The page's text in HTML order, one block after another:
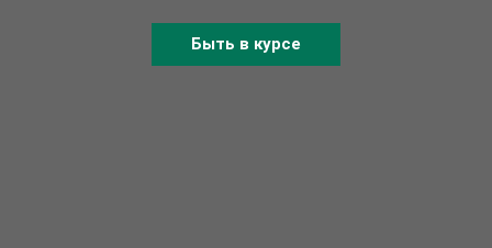
Быть в курсе